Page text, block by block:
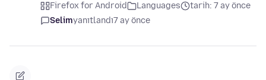
Firefox for Android Languages
tarih: 7 ay önce
Selimyanıtlandı7 ay önce